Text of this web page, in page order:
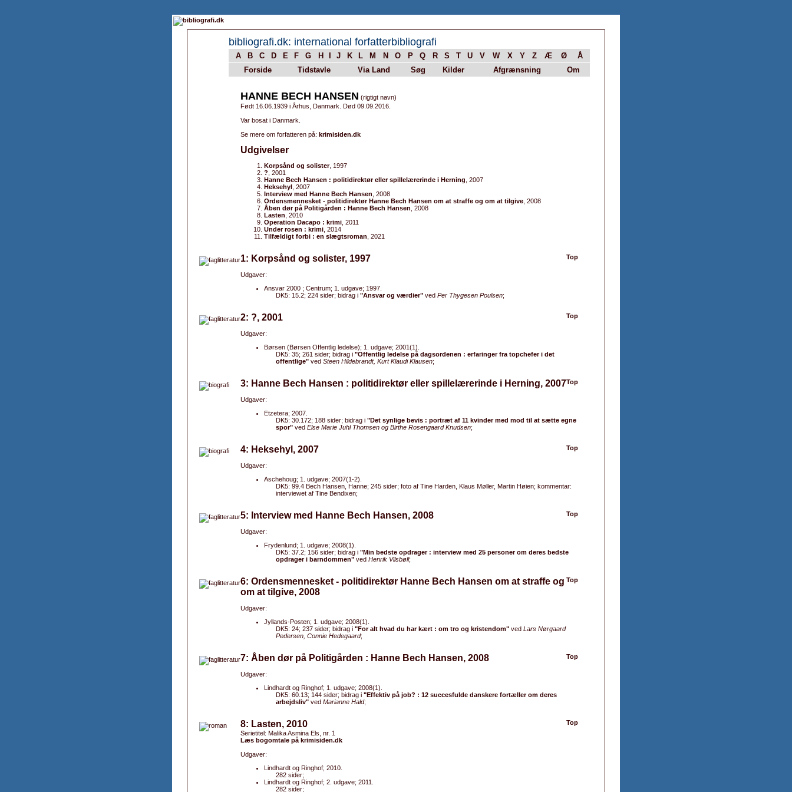
bibliografi.dk: international forfatterbibliografi
A B C D E F G H J K L M N O P Q R S T U V W X Y Z Æ Ø
Å
Forside
Tidstavle Via Land Søg Kilder Afgrænsning Om
HANNE BECH HANSEN (rigtigt navn)
Født 16.06.1939 i Århus, Danmark. Død 09.09.2016.
Var bosat i Danmark.
Se mere om forfatteren på: krimisiden.dk
Udgivelser
Korpsånd og solister, 1997
? , 2001
Hanne Bech Hansen : politidirektør eller spillelærerinde i Herning , 2007
Heksehyl , 2007
Interview med Hanne Bech Hansen , 2008
Ordensmennesket - politidirektør Hanne Bech Hansen om at straffe og om at tilgive , 2008
Åben dør på Politigården : Hanne Bech Hansen , 2008
Lasten , 2010
Operation Dacapo : krimi , 2011
Under rosen : krimi , 2014
Tilfældigt forbi : en slægtsroman , 2021
Top
1: Korpsånd og solister, 1997
Udgaver:
Ansvar 2000 ; Centrum; 1. udgave; 1997.
DK5: 15.2; 224 sider; bidrag i "Ansvar og værdier" ved Per Thygesen Poulsen;
Top
2: ?, 2001
Udgaver:
Børsen (Børsen Offentlig ledelse); 1. udgave; 2001(1).
DK5: 35; 261 sider; bidrag i "Offentlig ledelse på dagsordenen : erfaringer fra topchefer i det
offentlige" ved Steen Hildebrandt, Kurt Klaudi Klausen;
Top
3: Hanne Bech Hansen : politidirektør eller spillelærerinde i Herning, 2007
Udgaver:
Etzetera; 2007.
DK5: 30.172; 188 sider; bidrag i "Det synlige bevis : portræt af 11 kvinder med mod til at sætte egne
spor" ved Else Marie Juhl Thomsen og Birthe Rosengaard Knudsen;
Top
4: Heksehyl, 2007
Udgaver:
Aschehoug; 1. udgave; 2007(1-2).
DK5: 99.4 Bech Hansen, Hanne; 245 sider; foto af Tine Harden, Klaus Møller, Martin Høien; kommentar:
interviewet af Tine Bendixen;
Top
5: Interview med Hanne Bech Hansen, 2008
Udgaver:
Frydenlund; 1. udgave; 2008(1).
DK5: 37.2; 156 sider; bidrag i "Min bedste opdrager : interview med 25 personer om deres bedste
opdrager i barndommen" ved Henrik Vilsbøll;
Top
6: Ordensmennesket - politidirektør Hanne Bech Hansen om at straffe og
om at tilgive, 2008
Udgaver:
Jyllands-Posten; 1. udgave; 2008(1).
DK5: 24; 237 sider; bidrag i "For alt hvad du har kært : om tro og kristendom" ved Lars Nørgaard
Pedersen, Connie Hedegaard;
Top
7: Åben dør på Politigården : Hanne Bech Hansen, 2008
Udgaver:
Lindhardt og Ringhof; 1. udgave; 2008(1).
DK5: 60.13; 144 sider; bidrag i "Effektiv på job? : 12 succesfulde danskere fortæller om deres
arbejdsliv" ved Marianne Hald;
Top
8: Lasten, 2010
Serietitel: Malika Asmina Els, nr. 1
Læs bogomtale på krimisiden.dk
Udgaver:
Lindhardt og Ringhof; 2010.
282 sider;
Lindhardt og Ringhof; 2. udgave; 2011.
282 sider;